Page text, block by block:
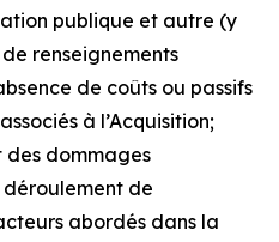
publique et autre (y
renseignements
de coûts ou passifs
à l’Acquisition;
des dommages
de
abordés dans la